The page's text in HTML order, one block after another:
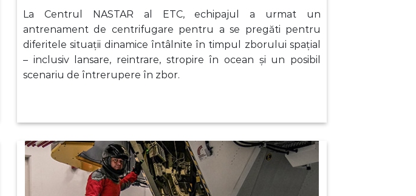
La Centrul NASTAR al ETC, echipajul a urmat un
antrenament de centrifugare pentru a se pregăti pentru
diferitele situații dinamice întâlnite în timpul zborului spațial
– inclusiv lansare, reintrare, stropire în ocean și un posibil
scenariu de întrerupere în zbor.